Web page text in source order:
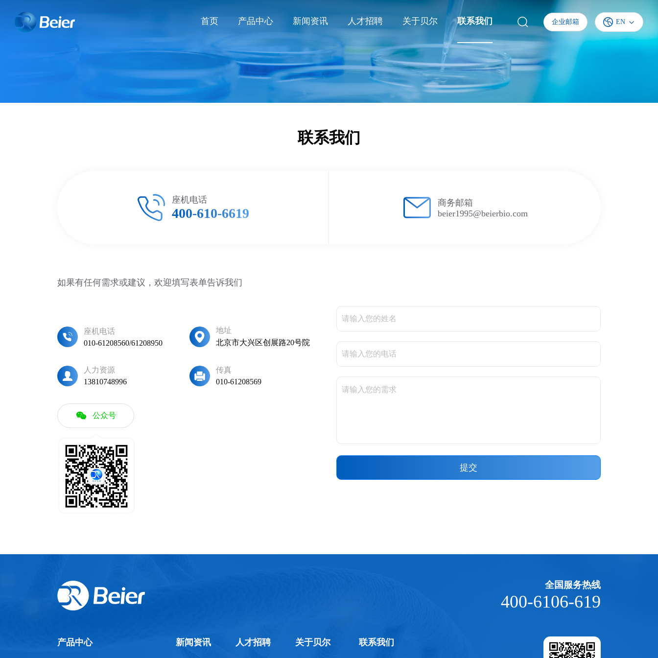
首页 产品中心 新闻资讯 人才招聘 关于贝尔 联系我们 企业邮箱 EN
联系我们
座机电话
400-610-6619
商务邮箱
beier1995@beierbio.com
如果有任何需求或建议，欢迎填写表单告诉我们
座机电话
010-61208560/61208950
地址
北京市大兴区创展路20号院
人力资源
13810748996
传真
010-61208569
公众号
提交
全国服务热线
400-6106-619
产品中心 新闻资讯 人才招聘 关于贝尔 联系我们